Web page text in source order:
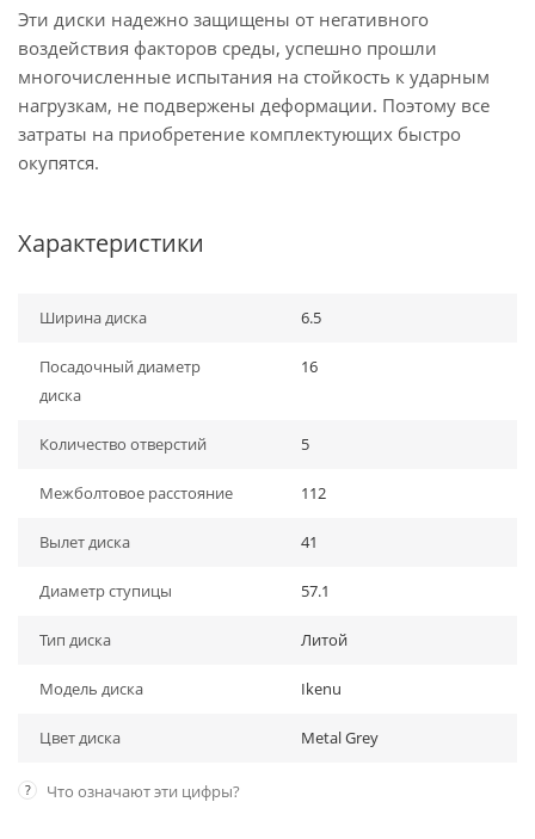
Эти диски надежно защищены от негативного
воздействия факторов среды, успешно прошли
многочисленные испытания на стойкость к ударным
нагрузкам, не подвержены деформации. Поэтому все
затраты на приобретение комплектующих быстро
окупятся.
Характеристики
Ширина диска 6.5
Посадочный диаметр
диска
16
Количество отверстий 5
Межболтовое расстояние 112
Вылет диска 41
Диаметр ступицы 57.1
Тип диска Литой
Модель диска Ikenu
Цвет диска Metal Grey
? Что означают эти цифры?